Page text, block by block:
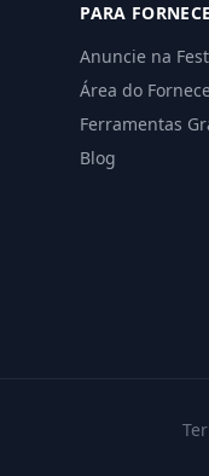
PARA
Anuncie na
Área do
Ferramentas
Blog